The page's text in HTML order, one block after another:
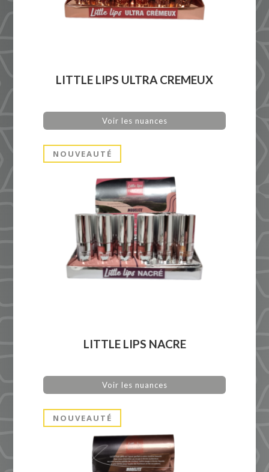
LITTLE LIPS ULTRA CREMEUX
Voir les nuances
NOUVEAUTÉ
LITTLE LIPS NACRE
Voir les nuances
NOUVEAUTÉ